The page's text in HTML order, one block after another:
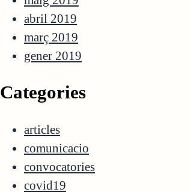
abril 2019
març 2019
gener 2019
Categories
articles
comunicacio
convocatories
covid19